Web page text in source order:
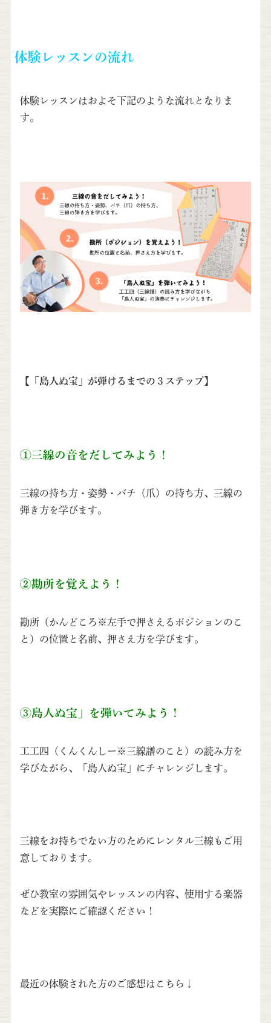
体験レッスンの流れ
体験レッスンはおよそ下記のような流れとなりま
す。
【「島人ぬ宝」が弾けるまでの３ステップ】
①三線の音をだしてみよう！
三線の持ち方・姿勢・バチ（爪）の持ち方、三線の
弾き方を学びます。
②勘所を覚えよう！
勘所（かんどころ※左手で押さえるポジションのこ
と）の位置と名前、押さえ方を学びます。
③島人ぬ宝」を弾いてみよう！
工工四（くんくんしー※三線譜のこと）の読み方を
学びながら、「島人ぬ宝」にチャレンジします。
三線をお持ちでない方のためにレンタル三線もご用
意しております。
ぜひ教室の雰囲気やレッスンの内容、使用する楽器
などを実際にご確認ください！
最近の体験された方のご感想はこちら↓